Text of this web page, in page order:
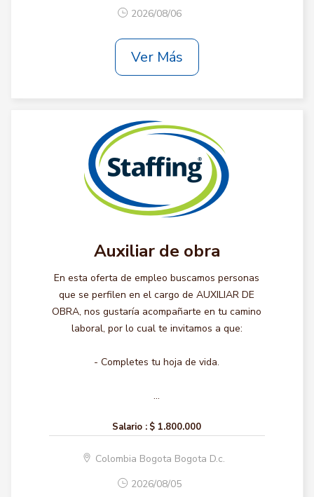
2026/08/06
Ver Más
Auxiliar de obra
En esta oferta de empleo buscamos personas
que se perfilen en el cargo de AUXILIAR DE
OBRA, nos gustaría acompañarte en tu camino
laboral, por lo cual te invitamos a que:
- Completes tu hoja de vida.
...
Salario : $ 1.800.000
Colombia Bogota Bogota D.c.
2026/08/05